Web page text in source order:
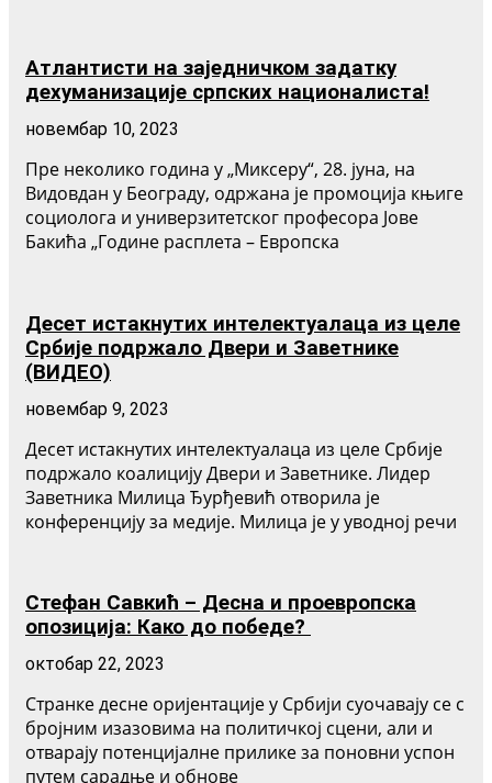
Атлантисти на заједничком задатку
дехуманизације српских националиста!
новембар 10, 2023
Пре неколико година у „Миксеру“, 28. јуна, на
Видовдан у Београду, одржана је промоција књиге
социолога и универзитетског професора Јове
Бакића „Године расплета – Европска
Десет истакнутих интелектуалаца из целе
Србије подржало Двери и Заветнике
(ВИДЕО)
новембар 9, 2023
Десет истакнутих интелектуалаца из целе Србије
подржало коалицију Двери и Заветнике. Лидер
Заветника Милица Ђурђевић отворила је
конференцију за медије. Милица је у уводној речи
Стефан Савкић – Десна и проевропска
опозиција: Како до победе?
октобар 22, 2023
Странке десне оријентације у Србији суочавају се с
бројним изазовима на политичкој сцени, али и
отварају потенцијалне прилике за поновни успон
путем сарадње и обнове